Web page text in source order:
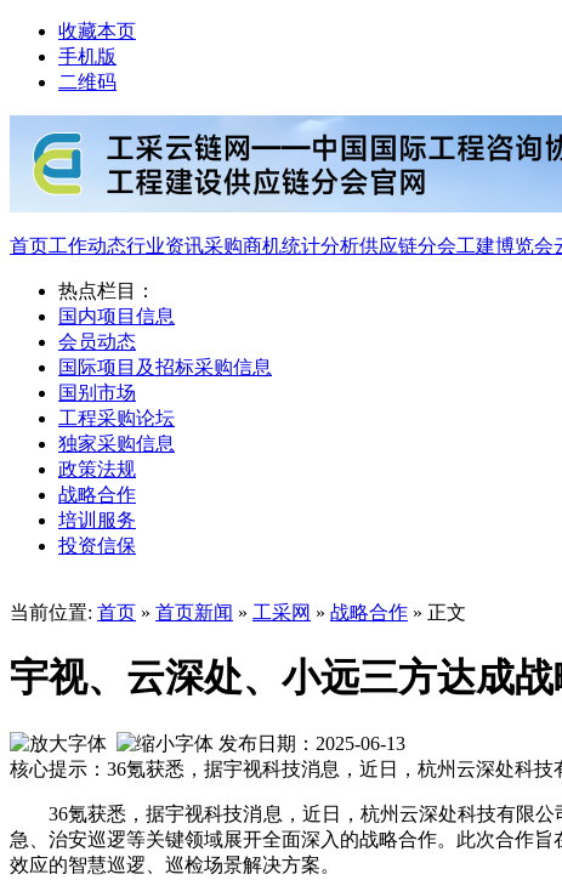
收藏本页
手机版
二维码
首页工作动态行业资讯采购商机统计分析供应链分会工建博览会
热点栏目：
国内项目信息
会员动态
国际项目及招标采购信息
国别市场
工程采购论坛
独家采购信息
政策法规
战略合作
培训服务
投资信保
当前位置: 首页 » 首页新闻 » 工采网 » 战略合作 » 正文
宇视、云深处、小远三方达成
发布日期：2025-06-13
核心提示：36氪获悉，据宇视科技消息，近日，杭州云深处科
36氪获悉，据宇视科技消息，近日，杭州云深处科技有限
急、治安巡逻等关键领域展开全面深入的战略合作。此次合作
效应的智慧巡逻、巡检场景解决方案。